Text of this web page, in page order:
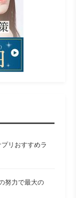
リおすすめラ
努力で最大の